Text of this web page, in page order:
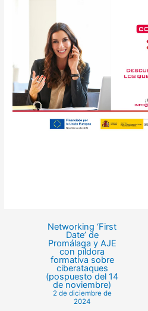
Networking ‘First
Date’ de
Promálaga y AJE
con píldora
formativa sobre
ciberataques
(pospuesto del 14
de noviembre)
2 de diciembre de
2024